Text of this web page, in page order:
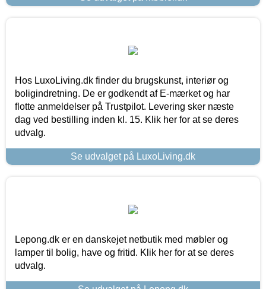
Hos LuxoLiving.dk finder du brugskunst, interiør og
boligindretning. De er godkendt af E-mærket og har
flotte anmeldelser på Trustpilot. Levering sker næste
dag ved bestilling inden kl. 15. Klik her for at se deres
udvalg.
Se udvalget på LuxoLiving.dk
Lepong.dk er en danskejet netbutik med møbler og
lamper til bolig, have og fritid. Klik her for at se deres
udvalg.